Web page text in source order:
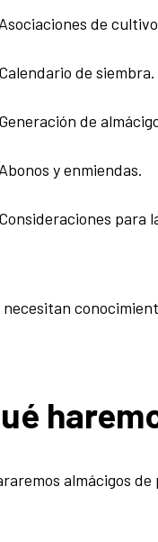
Asociaciones de
Calendario de siembra.
Generación de
Abonos y enmiendas.
Consideraciones para
necesitan
almácigos